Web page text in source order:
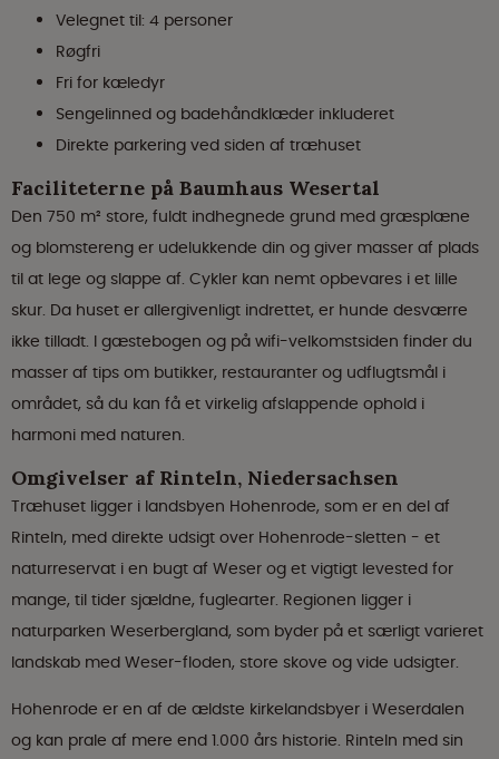
Velegnet til: 4 personer
Røgfri
Fri for kæledyr
Sengelinned og badehåndklæder inkluderet
Direkte parkering ved siden af træhuset
Faciliteterne på Baumhaus Wesertal
Den 750 m² store, fuldt indhegnede grund med græsplæne
og blomstereng er udelukkende din og giver masser af plads
til at lege og slappe af. Cykler kan nemt opbevares i et lille
skur. Da huset er allergivenligt indrettet, er hunde desværre
ikke tilladt. I gæstebogen og på wifi-velkomstsiden finder du
masser af tips om butikker, restauranter og udflugtsmål i
området, så du kan få et virkelig afslappende ophold i
harmoni med naturen.
Omgivelser af Rinteln, Niedersachsen
Træhuset ligger i landsbyen Hohenrode, som er en del af
Rinteln, med direkte udsigt over Hohenrode-sletten - et
naturreservat i en bugt af Weser og et vigtigt levested for
mange, til tider sjældne, fuglearter. Regionen ligger i
naturparken Weserbergland, som byder på et særligt varieret
landskab med Weser-floden, store skove og vide udsigter.
Hohenrode er en af de ældste kirkelandsbyer i Weserdalen
og kan prale af mere end 1.000 års historie. Rinteln med sin